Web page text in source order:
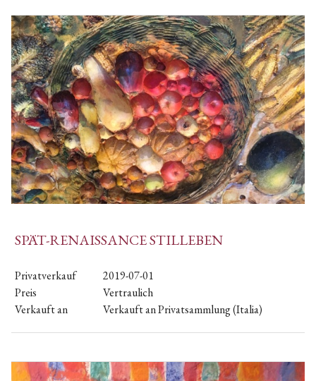
SPÄT-RENAISSANCE STILLEBEN
Privatverkauf
2019-07-01
Preis
Vertraulich
Verkauft an
Verkauft an Privatsammlung (Italia)